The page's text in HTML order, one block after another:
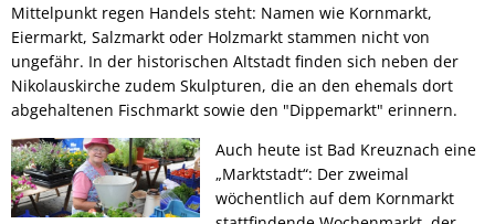
Mittelpunkt regen Handels steht: Namen wie Kornmarkt,
Eiermarkt, Salzmarkt oder Holzmarkt stammen nicht von
ungefähr. In der historischen Altstadt finden sich neben der
Nikolauskirche zudem Skulpturen, die an den ehemals dort
abgehaltenen Fischmarkt sowie den "Dippemarkt" erinnern.
Auch heute ist Bad Kreuznach eine
„Marktstadt“: Der zweimal
wöchentlich auf dem Kornmarkt